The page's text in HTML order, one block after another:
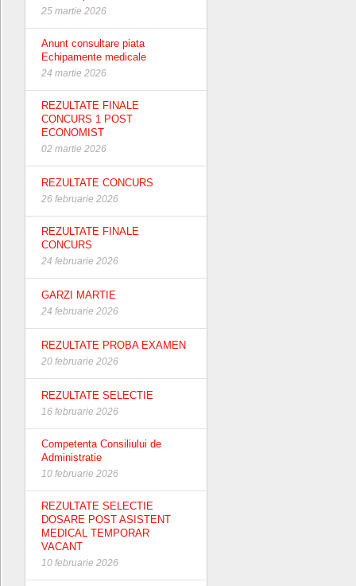
25 martie 2026
Anunt consultare piata
Echipamente medicale
24 martie 2026
REZULTATE FINALE
CONCURS 1 POST
ECONOMIST
02 martie 2026
REZULTATE CONCURS
26 februarie 2026
REZULTATE FINALE
CONCURS
24 februarie 2026
GARZI MARTIE
24 februarie 2026
REZULTATE PROBA EXAMEN
20 februarie 2026
REZULTATE SELECTIE
16 februarie 2026
Competenta Consiliului de
Administratie
10 februarie 2026
REZULTATE SELECTIE
DOSARE POST ASISTENT
MEDICAL TEMPORAR
VACANT
10 februarie 2026